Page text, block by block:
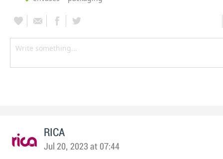
RICA
Jul 20, 2023 at 07:44